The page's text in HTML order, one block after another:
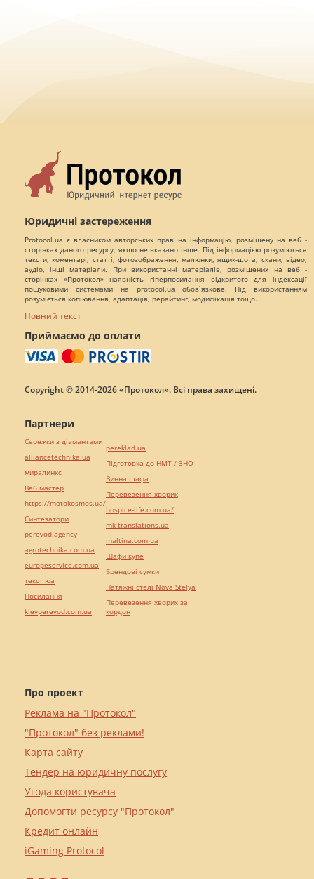
Юридичні застереження
Protocol.ua є власником авторських прав на інформацію, розміщену на веб -
сторінках даного ресурсу, якщо не вказано інше. Під інформацією розуміються
тексти, коментарі, статті, фотозображення, малюнки, ящик-шота, скани, відео,
аудіо, інші матеріали. При використанні матеріалів, розміщених на веб -
сторінках «Протокол» наявність гіперпосилання відкритого для індексації
пошуковими системами на protocol.ua обов`язкове. Під використанням
розуміється копіювання, адаптація, рерайтинг, модифікація тощо.
Повний текст
Приймаємо до оплати
Copyright © 2014-2026 «Протокол». Всі права захищені.
Про проект
Реклама на "Протокол"
"Протокол" без реклами!
Карта сайту
Тендер на юридичну послугу
Угода користувача
Допомогти ресурсу "Протокол"
Кредит онлайн
iGaming Protocol
Партнери
Сережки з діамантами
alliancetechnika.ua
миралинкс
Веб мастер
https://motokosmos.ua/
Синтезатори
perevod.agency
agrotechnika.com.ua
europeservice.com.ua
текст юа
Посилання
kievperevod.com.ua
pereklad.ua
Підготовка до НМТ / ЗНО
Винна шафа
Перевезення хворих
hospice-life.com.ua/
mk-translations.ua
maltina.com.ua
Шафи купе
Брендові сумки
Натяжні стелі Nova Stelya
Перевезення хворих за
кордон